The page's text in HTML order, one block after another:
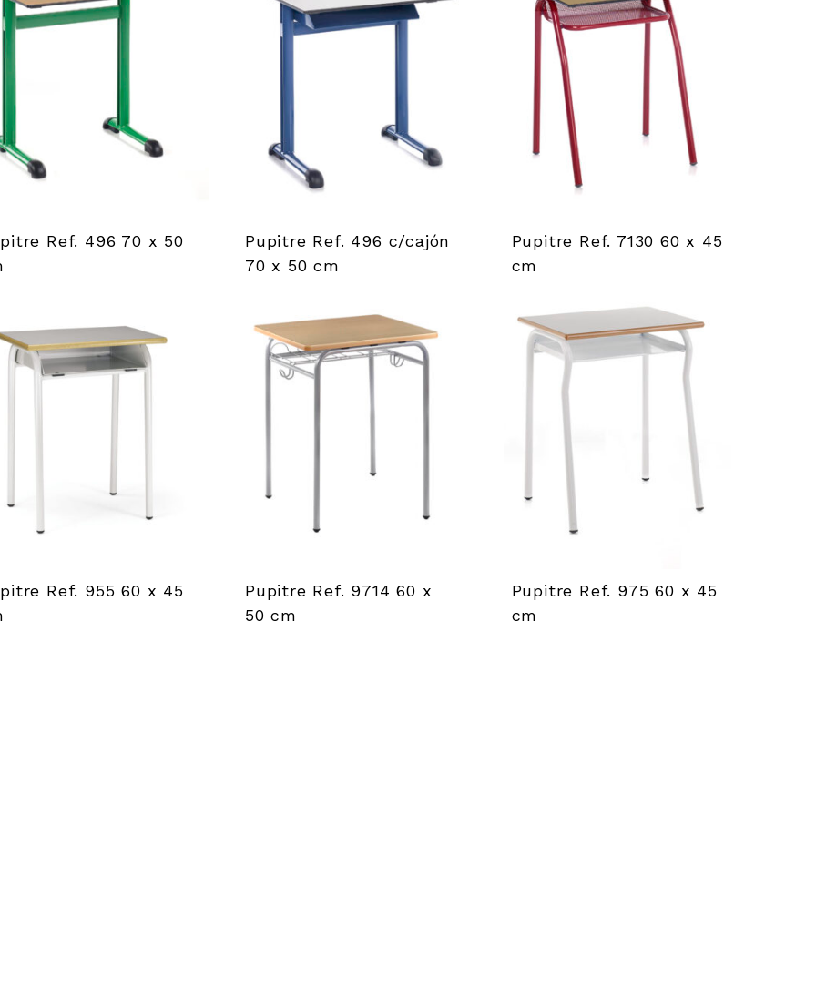
Ref. 496 70 x 50
Pupitre Ref. 496 c/cajón
70 x 50 cm
Pupitre Ref. 7130 60 x 45
cm
Ref. 955 60 x 45
Pupitre Ref. 9714 60 x
50 cm
Pupitre Ref. 975 60 x 45
cm